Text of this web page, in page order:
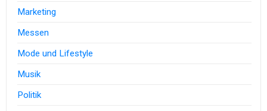
Marketing
Messen
Mode und Lifestyle
Musik
Politik